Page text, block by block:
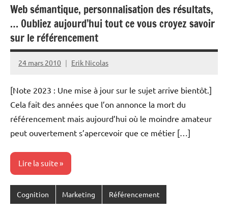
Web sémantique, personnalisation des résultats,
… Oubliez aujourd’hui tout ce vous croyez savoir
sur le référencement
24 mars 2010 Erik Nicolas
Aucun
[Note 2023 : Une mise à jour sur le sujet arrive bientôt.]
Cela fait des années que l’on annonce la mort du
référencement mais aujourd’hui où le moindre amateur
peut ouvertement s’apercevoir que ce métier […]
Lire la suite
Cognition Marketing Référencement